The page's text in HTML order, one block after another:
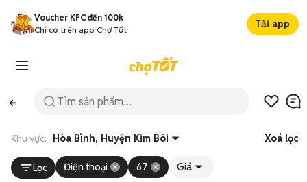
Voucher KFC đến 100k
Chỉ có trên app Chợ Tốt
Tải app
Khu vực: Hòa Bình, Huyện Kim Bôi Xoá lọc
Lọc Điện thoại 67 Giá